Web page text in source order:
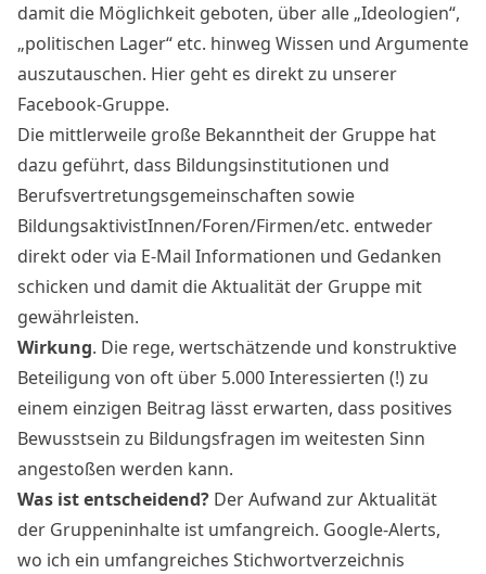
damit die Möglichkeit geboten, über alle „Ideologien“,
„politischen Lager“ etc. hinweg Wissen und Argumente
auszutauschen. Hier geht es direkt zu unserer
Facebook-Gruppe.
Die mittlerweile große Bekanntheit der Gruppe hat
dazu geführt, dass Bildungsinstitutionen und
Berufsvertretungsgemeinschaften sowie
BildungsaktivistInnen/Foren/Firmen/etc. entweder
direkt oder via E-Mail Informationen und Gedanken
schicken und damit die Aktualität der Gruppe mit
gewährleisten.
Wirkung. Die rege, wertschätzende und konstruktive
Beteiligung von oft über 5.000 Interessierten (!) zu
einem einzigen Beitrag lässt erwarten, dass positives
Bewusstsein zu Bildungsfragen im weitesten Sinn
angestoßen werden kann.
Was ist entscheidend? Der Aufwand zur Aktualität
der Gruppeninhalte ist umfangreich. Google-Alerts,
wo ich ein umfangreiches Stichwortverzeichnis